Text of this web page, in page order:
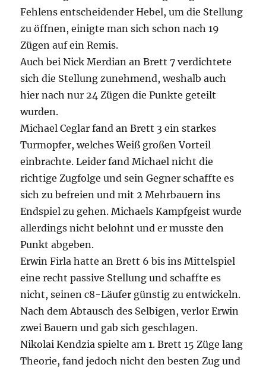
Fehlens entscheidender Hebel, um die Stellung
zu öffnen, einigte man sich schon nach 19
Zügen auf ein Remis.
Auch bei Nick Merdian an Brett 7 verdichtete
sich die Stellung zunehmend, weshalb auch
hier nach nur 24 Zügen die Punkte geteilt
wurden.
Michael Ceglar fand an Brett 3 ein starkes
Turmopfer, welches Weiß großen Vorteil
einbrachte. Leider fand Michael nicht die
richtige Zugfolge und sein Gegner schaffte es
sich zu befreien und mit 2 Mehrbauern ins
Endspiel zu gehen. Michaels Kampfgeist wurde
allerdings nicht belohnt und er musste den
Punkt abgeben.
Erwin Firla hatte an Brett 6 bis ins Mittelspiel
eine recht passive Stellung und schaffte es
nicht, seinen c8-Läufer günstig zu entwickeln.
Nach dem Abtausch des Selbigen, verlor Erwin
zwei Bauern und gab sich geschlagen.
Nikolai Kendzia spielte am 1. Brett 15 Züge lang
Theorie, fand jedoch nicht den besten Zug und